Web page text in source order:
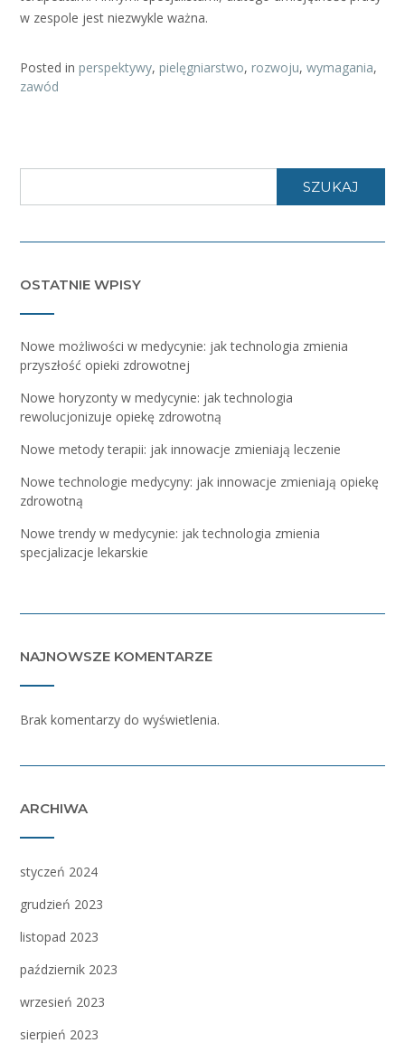
w zespole jest niezwykle ważna.
Posted in perspektywy, pielęgniarstwo, rozwoju, wymagania,
zawód
SZUKAJ
OSTATNIE WPISY
Nowe możliwości w medycynie: jak technologia zmienia
przyszłość opieki zdrowotnej
Nowe horyzonty w medycynie: jak technologia
rewolucjonizuje opiekę zdrowotną
Nowe metody terapii: jak innowacje zmieniają leczenie
Nowe technologie medycyny: jak innowacje zmieniają opiekę
zdrowotną
Nowe trendy w medycynie: jak technologia zmienia
specjalizacje lekarskie
NAJNOWSZE KOMENTARZE
Brak komentarzy do wyświetlenia.
ARCHIWA
styczeń 2024
grudzień 2023
listopad 2023
październik 2023
wrzesień 2023
sierpień 2023